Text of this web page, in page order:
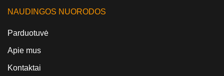
NAUDINGOS NUORODOS
Parduotuvė
Apie mus
Kontaktai